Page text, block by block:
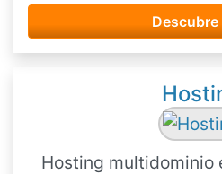
Descubre
Hosting multidominio